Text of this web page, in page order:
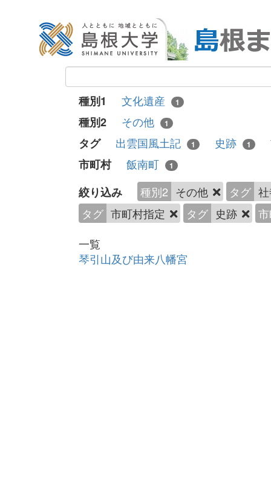
種別1 文化遺産 1
種別2 その他 1
タグ 出雲国風土記 1 史跡 1
市町村
飯南町 1
絞り込み 種別2 その他 タグ
タグ 市町村指定 タグ 史跡
一覧
琴引山及び由来八幡宮